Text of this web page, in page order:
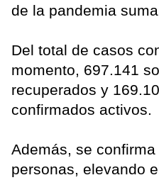
de la pandemia
Del total de casos
momento, 697.141
recuperados y
confirmados activos.
Además, se
personas, elevando